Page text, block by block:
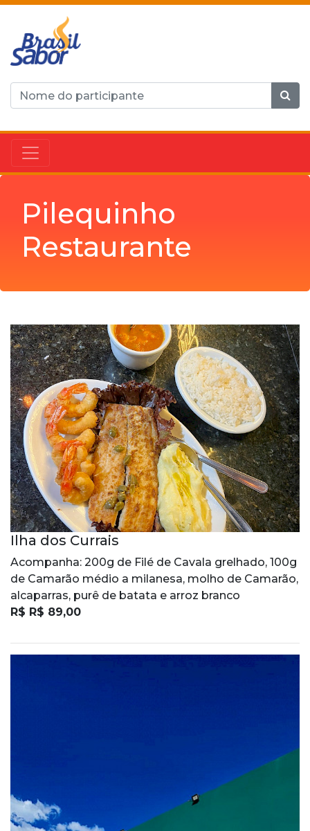
Pilequinho
Restaurante
Ilha dos Currais
Acompanha: 200g de Filé de Cavala grelhado, 100g
de Camarão médio a milanesa, molho de Camarão,
alcaparras, purê de batata e arroz branco
R$ R$ 89,00